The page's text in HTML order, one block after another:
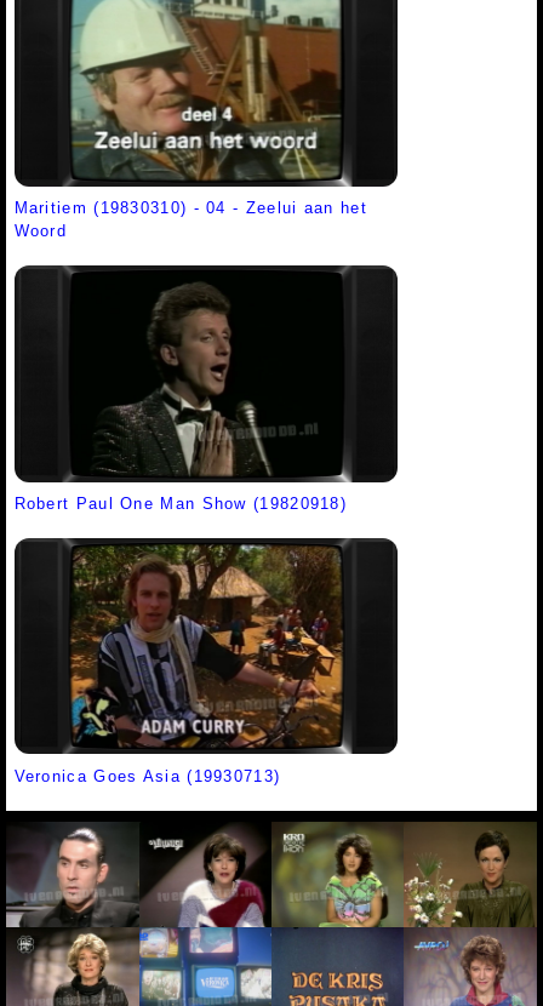
Maritiem (19830310) - 04 - Zeelui aan het
Woord
Robert Paul One Man Show (19820918)
Veronica Goes Asia (19930713)